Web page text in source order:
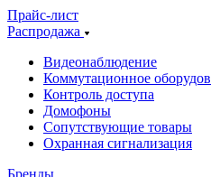
Прайс-лист
Распродажа
Видеонаблюдение
Коммутационное
Контроль доступа
Домофоны
Сопутствующие товары
Охранная сигнализация
Бренды